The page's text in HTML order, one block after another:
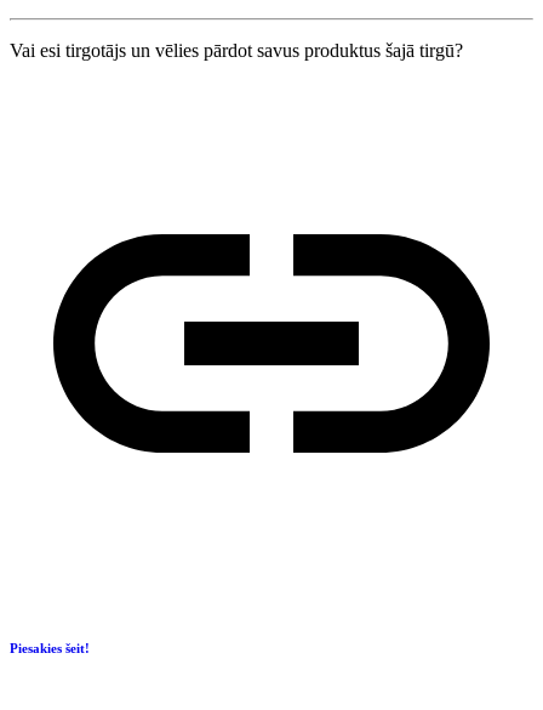
Vai esi tirgotājs un vēlies pārdot savus produktus šajā tirgū?
Piesakies šeit!